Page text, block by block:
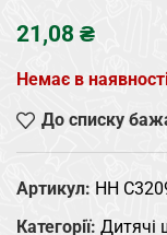
₴
Немає в
До списку
Артикул: HH
Категорії: Дитячі